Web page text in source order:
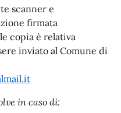
scanner e
firmata
copia è relativa
inviato al Comune di
in caso di: